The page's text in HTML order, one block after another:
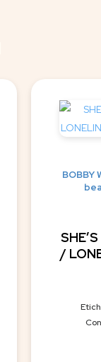
BOBBY
/